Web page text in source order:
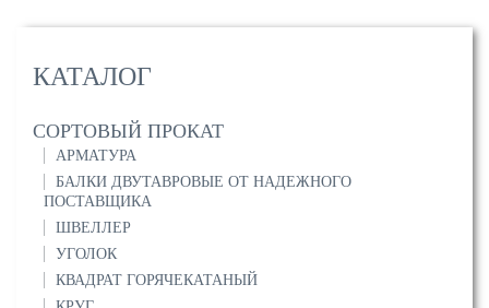
КАТАЛОГ
СОРТОВЫЙ ПРОКАТ
АРМАТУРА
БАЛКИ ДВУТАВРОВЫЕ ОТ НАДЕЖНОГО
ПОСТАВЩИКА
ШВЕЛЛЕР
УГОЛОК
КВАДРАТ ГОРЯЧЕКАТАНЫЙ